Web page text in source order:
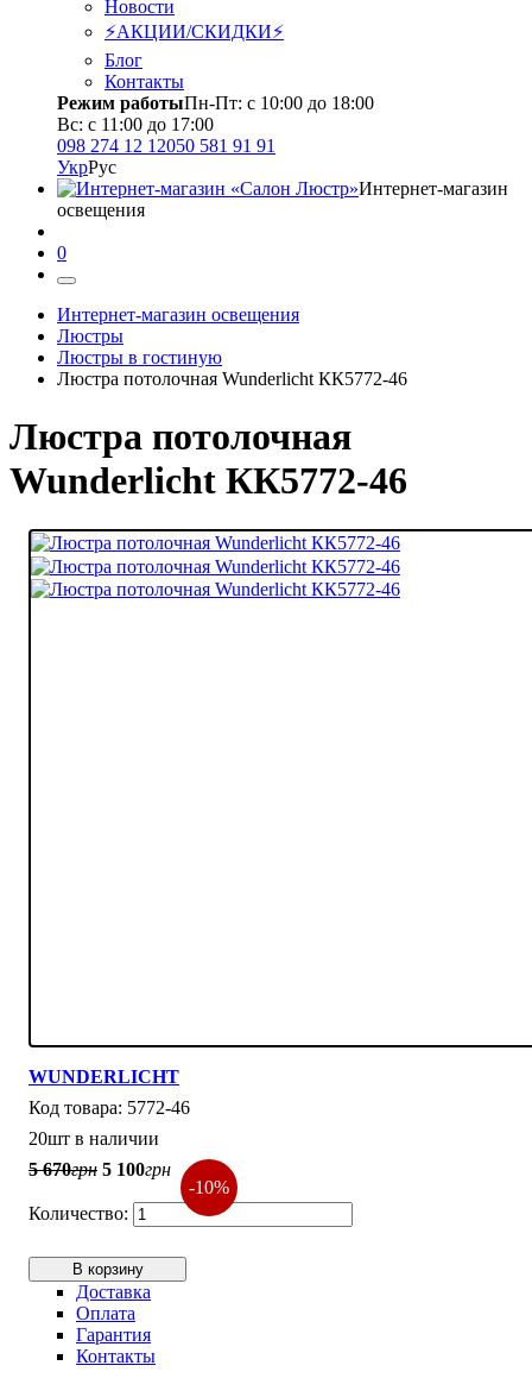
Новости
⚡АКЦИИ/СКИДКИ⚡
Блог
Контакты
Режим работыПн-Пт: с 10:00 до 18:00
Вс: с 11:00 до 17:00
098 274 12 12050 581 91 91
УкрРус
Интернет-магазин
освещения
0
Интернет-магазин освещения
Люстры
Люстры в гостиную
Люстра потолочная Wunderlicht КК5772-46
Люстра потолочная
Wunderlicht КК5772-46
WUNDERLICHT
5772-46
20шт в наличии
-10%
5 670грн 5 100грн
В корзину
Доставка
Оплата
Гарантия
Контакты